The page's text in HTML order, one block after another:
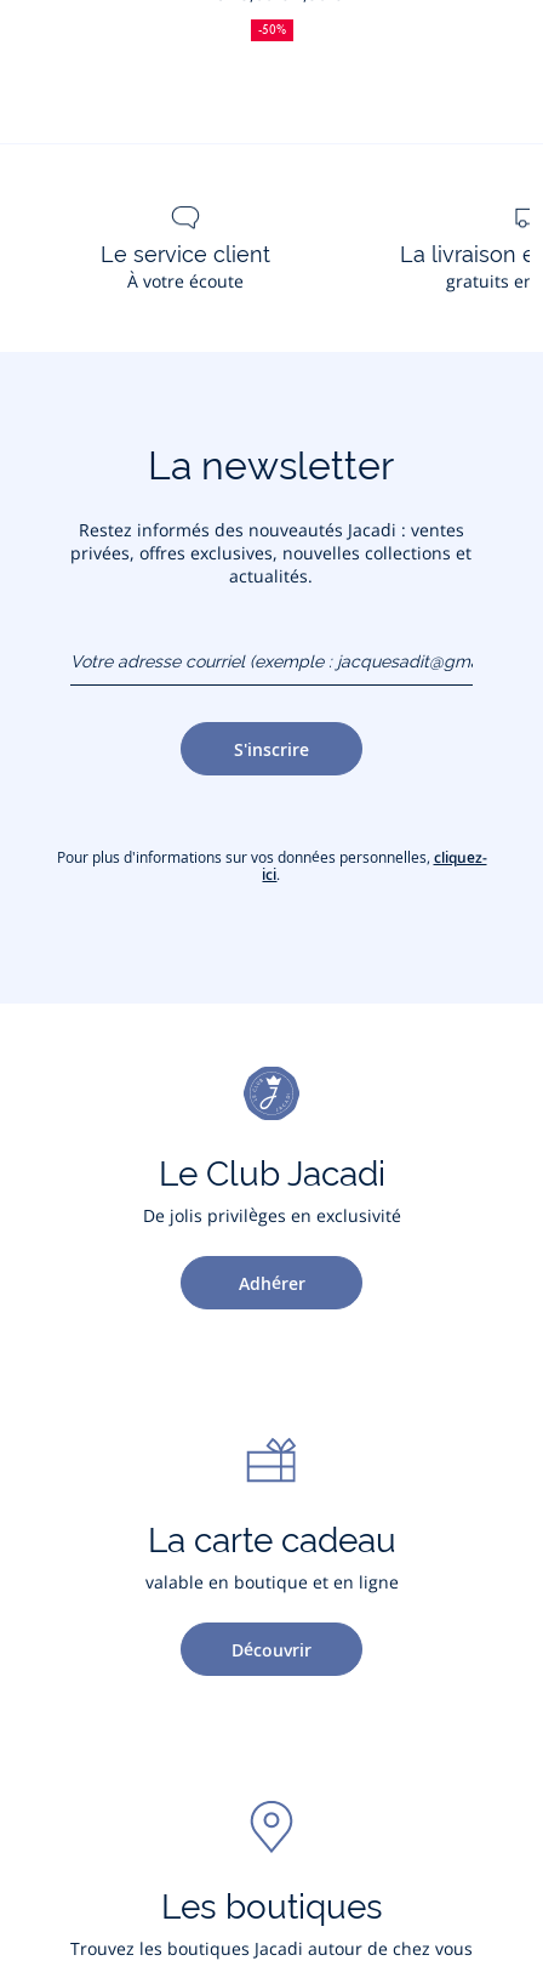
%
de
prix
:
prix
:
-50%
Le service client
À votre écoute
La livraison
gratuits en
La newsletter
Restez informés des nouveautés Jacadi : ventes
privées, offres exclusives, nouvelles collections et
actualités.
(exemple :
jacquesadit@gmail.com)
S'inscrire
Pour plus d'informations sur vos données personnelles, cliquez-
ici.
Le Club Jacadi
De jolis privilèges en exclusivité
Adhérer
La carte cadeau
valable en boutique et en ligne
Découvrir
Les boutiques
Trouvez les boutiques Jacadi autour de chez vous